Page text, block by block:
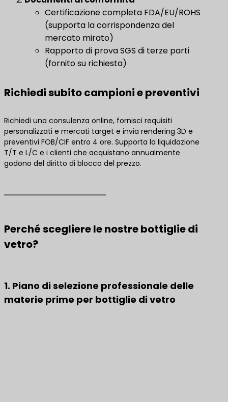
Certificazione completa FDA/EU/ROHS
(supporta la corrispondenza del
mercato mirato)
Rapporto di prova SGS di terze parti
(fornito su richiesta)
Richiedi subito campioni e preventivi
Richiedi una consulenza online, fornisci requisiti
personalizzati e mercati target e invia rendering 3D e
preventivi FOB/CIF entro 4 ore. Supporta la liquidazione
T/T e L/C e i clienti che acquistano annualmente
godono del diritto di blocco del prezzo.
Perché scegliere le nostre bottiglie di
vetro?
1. Piano di selezione professionale delle
materie prime per bottiglie di vetro